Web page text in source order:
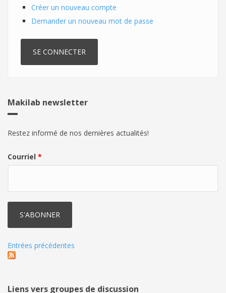
Créer un nouveau compte
Demander un nouveau mot de passe
Makilab newsletter
Restez informé de nos dernières actualités!
Courriel *
Entrées précédentes
Liens vers groupes de discussion